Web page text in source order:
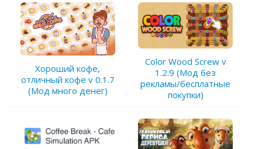
Хороший кофе,
отличный кофе v 0.1.7
(Мод много денег)
Color Wood Screw v
1.2.9 (Мод без
рекламы/бесплатные
покупки)